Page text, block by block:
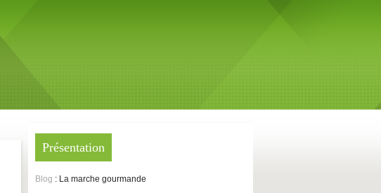
Présentation
Blog : La marche gourmande